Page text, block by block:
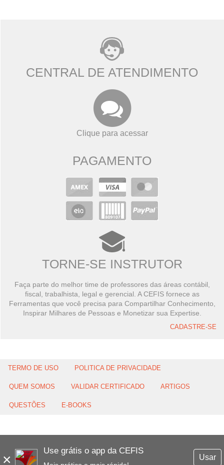
×
Use grátis o app da CEFIS
Usar
CENTRAL DE ATENDIMENTO
Clique para acessar
PAGAMENTO
TORNE-SE INSTRUTOR
Faça parte do melhor time de professores das áreas contábil,
fiscal, trabalhista, legal e gerencial. A CEFIS fornece as
Ferramentas que você precisa para Compartilhar Conhecimento,
Inspirar Milhares de Pessoas e Monetizar sua Expertise.
CADASTRE-SE
TERMO DE USO POLITICA DE PRIVACIDADE
QUEM SOMOS VALIDAR CERTIFICADO ARTIGOS
QUESTÕES E-BOOKS